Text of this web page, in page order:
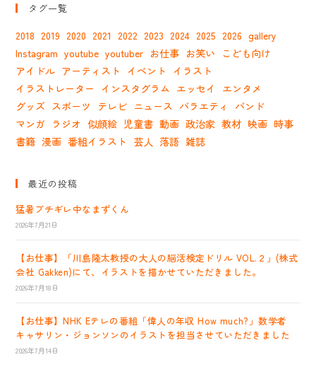
タグ一覧
2018 2019 2020 2021 2022 2023 2024 2025 2026 gallery
Instagram youtube youtuber お仕事 お笑い こども向け
アイドル アーティスト イベント
イラスト
イラストレーター
インスタグラム エッセイ
エンタメ
グッズ スポーツ テレビ ニュース バラエティ
バンド
マンガ ラジオ 似顔絵 児童書 動画 政治家 教材 映画 時事
書籍 漫画 番組イラスト 芸人 落語 雑誌
最近の投稿
猛暑ブチギレ中なまずくん
2026年7月21日
【お仕事】「川島隆太教授の大人の脳活検定ドリル VOL.２」(株式
会社 Gakken)にて、イラストを描かせていただきました。
2026年7月18日
【お仕事】NHK Eテレの番組「偉人の年収 How much?」数学者
キャサリン・ジョンソンのイラストを担当させていただきました
2026年7月14日